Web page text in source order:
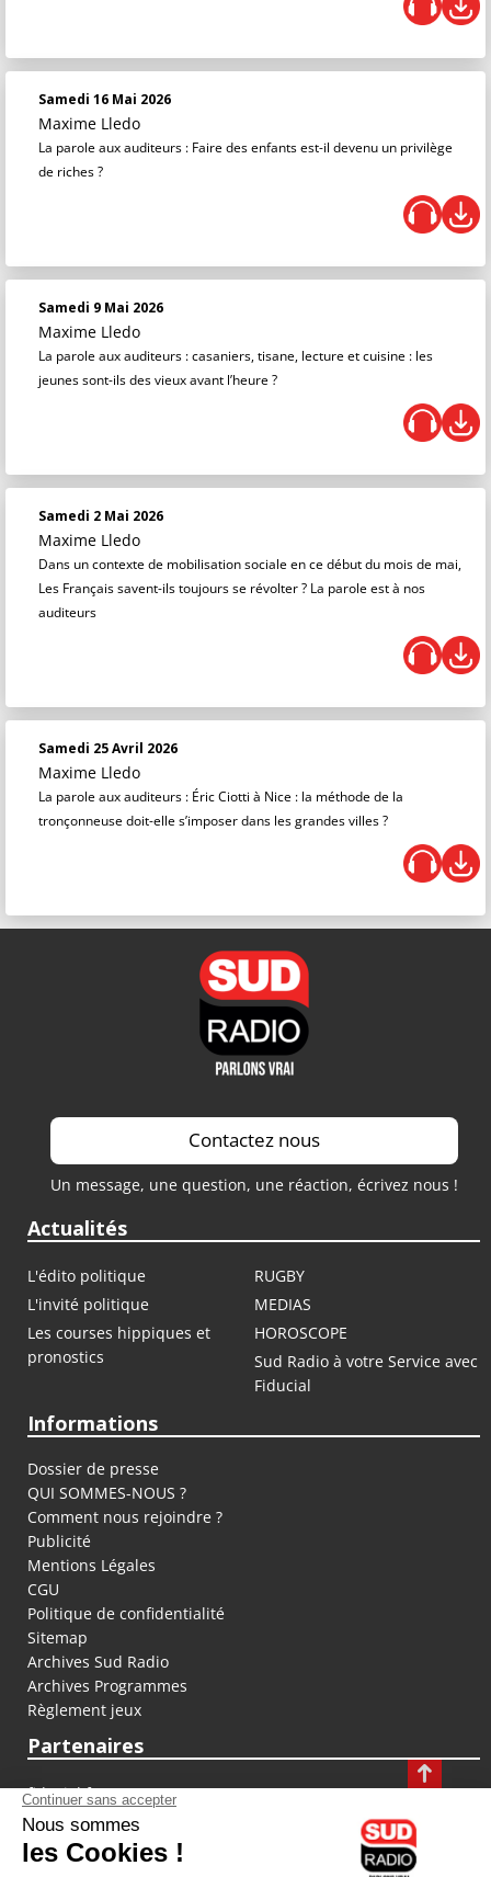
Samedi 16 Mai 2026
Maxime Lledo
La parole aux auditeurs : Faire des enfants est-il devenu un privilège
de riches ?
Samedi 9 Mai 2026
Maxime Lledo
La parole aux auditeurs : casaniers, tisane, lecture et cuisine : les
jeunes sont-ils des vieux avant l’heure ?
Samedi 2 Mai 2026
Maxime Lledo
Dans un contexte de mobilisation sociale en ce début du mois de mai,
Les Français savent-ils toujours se révolter ? La parole est à nos
auditeurs
Samedi 25 Avril 2026
Maxime Lledo
La parole aux auditeurs : Éric Ciotti à Nice : la méthode de la
tronçonneuse doit-elle s’imposer dans les grandes villes ?
Contactez nous
Un message, une question, une réaction, écrivez nous !
Actualités
L'édito politique
RUGBY
L'invité politique
MEDIAS
Les courses hippiques et
pronostics
HOROSCOPE
Sud Radio à votre Service avec
Fiducial
Informations
Dossier de presse
QUI SOMMES-NOUS ?
Comment nous rejoindre ?
Publicité
Mentions Légales
CGU
Politique de confidentialité
Sitemap
Archives Sud Radio
Archives Programmes
Règlement jeux
Partenaires
fiducial.fr
lyoncapitale.fr
olympique-et-lyonnais.com